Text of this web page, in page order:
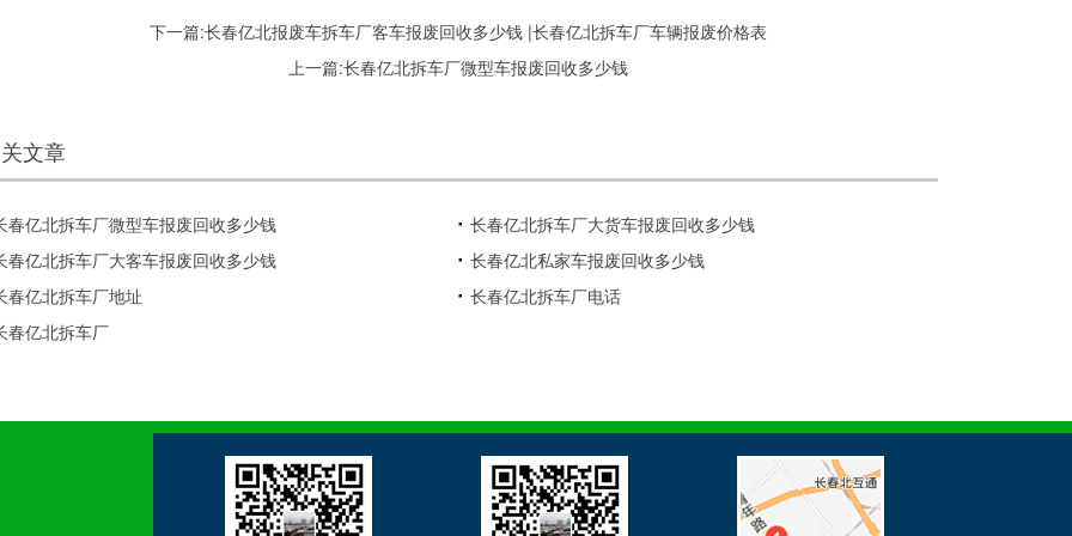
下一篇:长春亿北报废车拆车厂客车报废回收多少钱 |长春亿北拆车厂车辆报废价格表
上一篇:长春亿北拆车厂微型车报废回收多少钱
文章
春亿北拆车厂微型车报废回收多少钱
长春亿北拆车厂大货车报废回收多少钱
春亿北拆车厂大客车报废回收多少钱
长春亿北私家车报废回收多少钱
春亿北拆车厂地址
长春亿北拆车厂电话
春亿北拆车厂